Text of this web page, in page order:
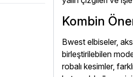
Kombin
Bwest elbiseler,
birleştirilebilen
robalı kesimler,